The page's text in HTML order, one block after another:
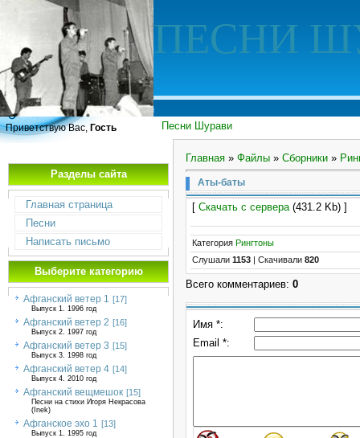
ПЕСНИ
Песни Шурави
Приветствую Вас, Гость
Разделы сайта
Главная страница
Песни
Написать письмо
Выберите категорию
Афганский ветер 1 [17]
Выпуск 1. 1996 год
Афганский ветер 2 [16]
Выпуск 2. 1997 год
Афганский ветер 3 [15]
Выпуск 3. 1998 год
Афганский ветер 4 [14]
Выпуск 4. 2010 год
Афганский вещмешок [15]
Песни на стихи Игоря Некрасова
(Inek)
Афганское эхо 1 [13]
Выпуск 1. 1995 год
Главная » Файлы » Сборники »
Аты-баты
[ Скачать с сервера(431.2 Kb) ]
Категория Рингтоны
Слушали 1153 Скачивали 820
Всего комментариев: 0
Имя *:
Email *: